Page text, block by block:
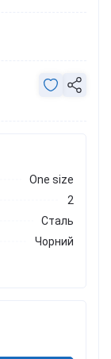
One size
2
Сталь
Чорний